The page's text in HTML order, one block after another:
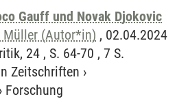
Gauff und Novak Djokovic
(Autor*in) , 02.04.2024
24 , S. 64-70 , 7 S.
Zeitschriften ›
› Forschung